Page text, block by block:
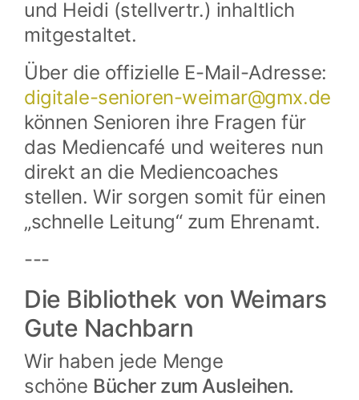
und Heidi (stellvertr.) inhaltlich
mitgestaltet.
Über die offizielle E-Mail-Adresse:
digitale-senioren-weimar@gmx.de
können Senioren ihre Fragen für
das Mediencafé und weiteres nun
direkt an die Mediencoaches
stellen. Wir sorgen somit für einen
„schnelle Leitung“ zum Ehrenamt.
---
Die Bibliothek von Weimars
Gute Nachbarn
Wir haben jede Menge
schöne Bücher zum Ausleihen.